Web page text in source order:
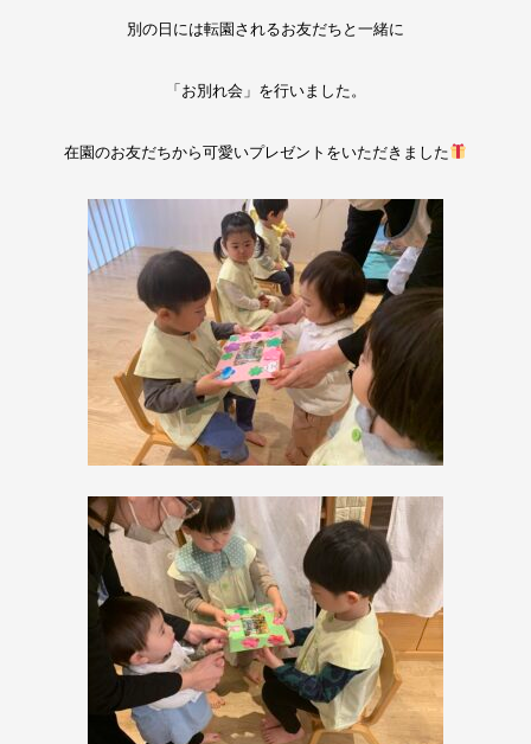
別の日には転園されるお友だちと一緒に
「お別れ会」を行いました。
在園のお友だちから可愛いプレゼントをいただきました